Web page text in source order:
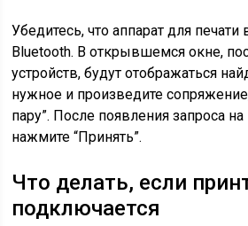
Убедитесь, что аппарат для
Bluetooth. В открывшемся окне,
устройств, будут отображаться
нужное и произведите
пару”. После появления запроса
нажмите “Принять”.
Что делать, если
подключается